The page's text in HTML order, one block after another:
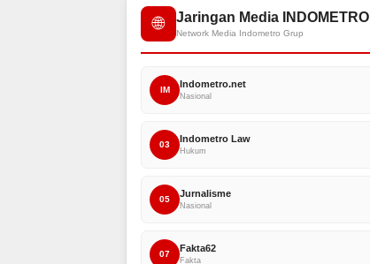
🌐 Jaringan Media INDOMETRO
Network Media Indometro Grup
IM
Indometro.net
Nasional
03
Indometro Law
Hukum
05
Jurnalisme
Nasional
07
Fakta62
Fakta